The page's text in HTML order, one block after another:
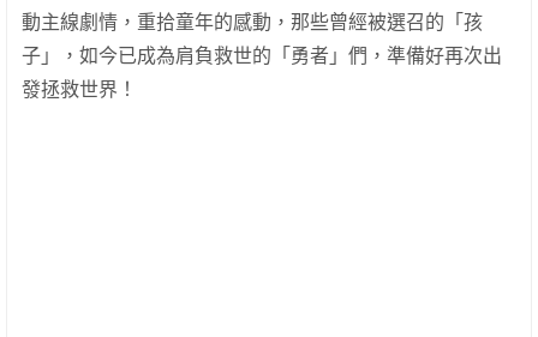
動主線劇情，重拾童年的感動，那些曾經被選召的「孩
子」，如今已成為肩負救世的「勇者」們，準備好再次出
發拯救世界！